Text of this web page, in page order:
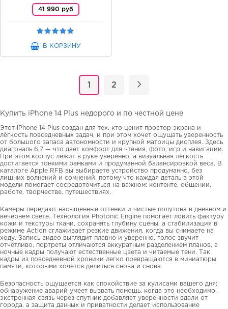
41 990 руб
В КОРЗИНУ
1 2
Купить iPhone 14 Plus недорого и по честной цене
Этот iPhone 14 Plus создан для тех, кто ценит простор экрана и
лёгкость повседневных задач, и при этом хочет ощущать уверенность
от большого запаса автономности и крупной матрицы дисплея. Здесь
диагональ 6,7 — что даёт комфорт для чтения, фото, игр и навигации.
При этом корпус лежит в руке уверенно, а визуальная лёгкость
достигается тонкими рамками и продуманной балансировкой веса. В
каталоге Apple RFB вы выбираете устройство продуманно, без
лишних волнений и сомнений, потому что каждая деталь в этой
модели помогает сосредоточиться на важном: контенте, общении,
работе, творчестве, путешествиях.
Камеры передают насыщенные оттенки и чистые полутона в дневном и
вечернем свете. Технология Photonic Engine помогает ловить фактуру
кожи и текстуры ткани, сохранять глубину сцены, а стабилизация в
режиме Action сглаживает резкие движения, когда вы снимаете на
ходу. Запись видео выглядит плавно и уверенно, голос звучит
отчётливо, портреты отличаются аккуратным разделением планов, а
ночные кадры получают естественные цвета и читаемые тени. Так
кадры из повседневной хроники легко превращаются в миниатюры
памяти, которыми хочется делиться снова и снова.
Безопасность ощущается как спокойствие за кулисами вашего дня:
обнаружение аварий умеет вызвать помощь, когда это необходимо,
экстренная связь через спутник добавляет уверенности вдали от
города, а защита данных и приватности делает использование